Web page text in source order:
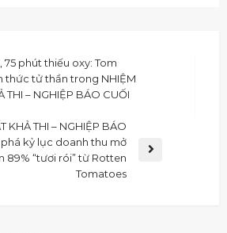
75 phút thiếu oxy: Tom
thức tử thần trong NHIỆM
THI – NGHIỆP BÁO CUỐI
KHẢ THI – NGHIỆP BÁO
phá kỷ lục doanh thu mở
89% “tươi rói” từ Rotten
Tomatoes